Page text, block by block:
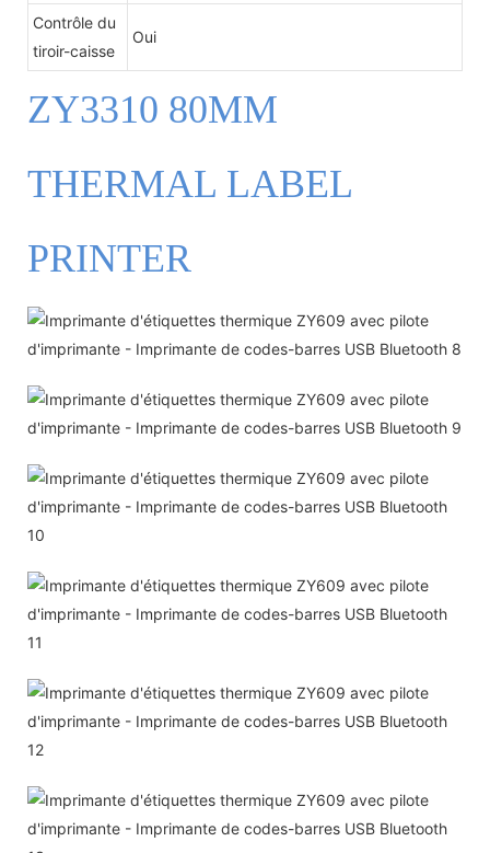
Contrôle du
tiroir-caisse
Oui
ZY3310 80MM
THERMAL LABEL
PRINTER